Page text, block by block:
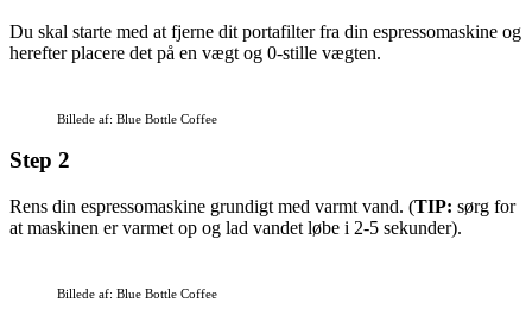
Du skal starte med at fjerne dit portafilter fra din espressomaskine og
herefter placere det på en vægt og 0-stille vægten.
Billede af: Blue Bottle Coffee
Step 2
Rens din espressomaskine grundigt med varmt vand. (TIP: sørg for
at maskinen er varmet op og lad vandet løbe i 2-5 sekunder).
Billede af: Blue Bottle Coffee